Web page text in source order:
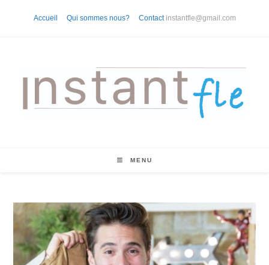
Accueil Qui sommes nous? Contact instantfle@gmail.com
MENU